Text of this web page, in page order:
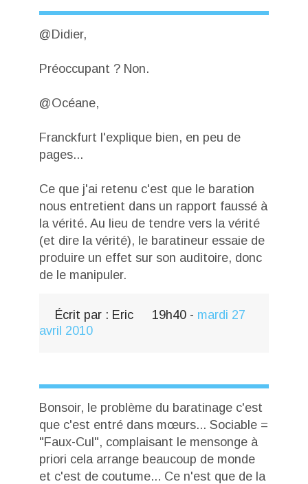
@Didier,
Préoccupant ? Non.
@Océane,
Franckfurt l'explique bien, en peu de
pages...
Ce que j'ai retenu c'est que le baration
nous entretient dans un rapport faussé à
la vérité. Au lieu de tendre vers la vérité
(et dire la vérité), le baratineur essaie de
produire un effet sur son auditoire, donc
de le manipuler.
Écrit par : Eric 19h40 - mardi 27
avril 2010
Bonsoir, le problème du baratinage c'est
que c'est entré dans mœurs... Sociable =
"Faux-Cul", complaisant le mensonge à
priori cela arrange beaucoup de monde
et c'est de coutume... Ce n'est que de la